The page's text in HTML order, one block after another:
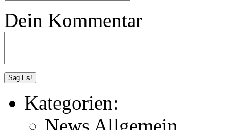
Dein Kommentar
Kategorien: